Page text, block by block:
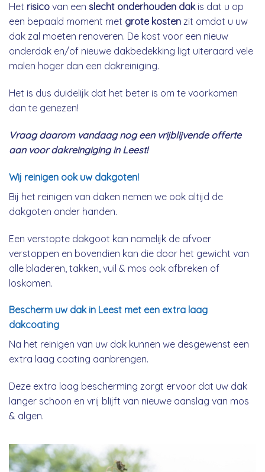
Het risico van een slecht onderhouden dakis dat u op
een bepaald moment met grote kosten zit omdat u uw
dak zal moeten renoveren. De kost voor een nieuw
onderdak en/of nieuwe dakbedekking ligt uiteraard vele
malen hoger dan een dakreiniging.
Het is dus duidelijk dat het beter is om te voorkomen
dan te genezen!
Vraag daarom vandaag nog een vrijblijvende offerte
aan voor dakreingiging in Leest!
Wij reinigen ook uw dakgoten!
Bij het reinigen van daken nemen we ook altijd de
dakgoten onder handen.
Een verstopte dakgoot kan namelijk de afvoer
verstoppen en bovendien kan die door het gewicht van
alle bladeren, takken, vuil & mos ook afbreken of
loskomen.
Bescherm uw dak in Leest met een extra laag
dakcoating
Na het reinigen van uw dak kunnen we desgewenst een
extra laag coating aanbrengen.
Deze extra laag bescherming zorgt ervoor dat uw dak
langer schoon en vrij blijft van nieuwe aanslag van mos
& algen.